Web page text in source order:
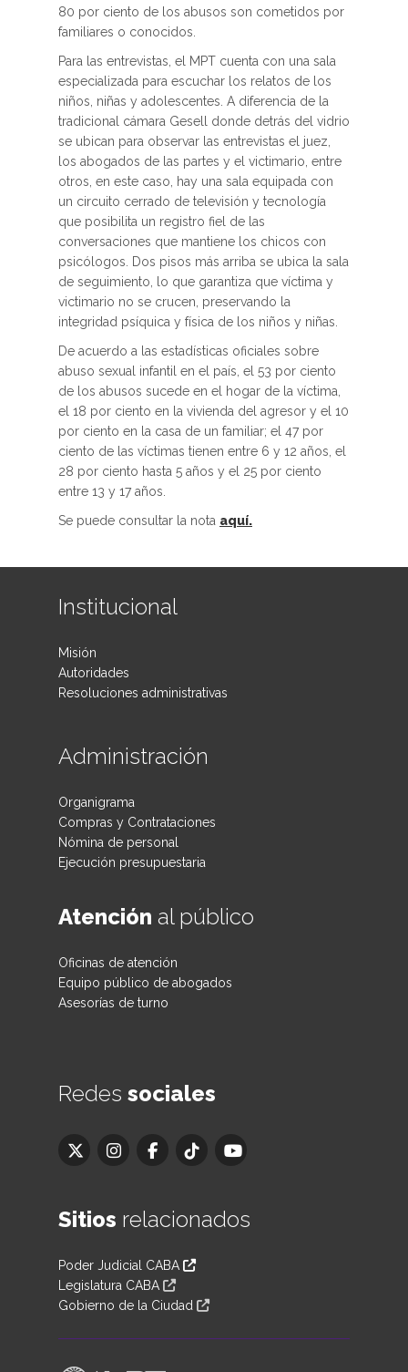
80 por ciento de los abusos son cometidos por
familiares o conocidos.
Para las entrevistas, el MPT cuenta con una sala
especializada para escuchar los relatos de los
niños, niñas y adolescentes. A diferencia de la
tradicional cámara Gesell donde detrás del vidrio
se ubican para observar las entrevistas el juez,
los abogados de las partes y el victimario, entre
otros, en este caso, hay una sala equipada con
un circuito cerrado de televisión y tecnología
que posibilita un registro fiel de las
conversaciones que mantiene los chicos con
psicólogos. Dos pisos más arriba se ubica la sala
de seguimiento, lo que garantiza que víctima y
victimario no se crucen, preservando la
integridad psíquica y física de los niños y niñas.
De acuerdo a las estadísticas oficiales sobre
abuso sexual infantil en el país, el 53 por ciento
de los abusos sucede en el hogar de la víctima,
el 18 por ciento en la vivienda del agresor y el 10
por ciento en la casa de un familiar; el 47 por
ciento de las víctimas tienen entre 6 y 12 años, el
28 por ciento hasta 5 años y el 25 por ciento
entre 13 y 17 años.
Se puede consultar la nota aquí.
Institucional
Misión
Autoridades
Resoluciones administrativas
Administración
Organigrama
Compras y Contrataciones
Nómina de personal
Ejecución presupuestaria
Atención al público
Oficinas de atención
Equipo público de abogados
Asesorías de turno
Redes sociales
Sitios relacionados
Poder Judicial CABA
Legislatura CABA
Gobierno de la Ciudad